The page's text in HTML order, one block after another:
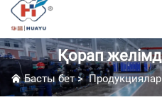
Қорап
Басты бет>Продукциялар